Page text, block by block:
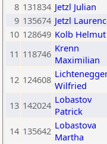
8 131834 Jetzl Julian
9 135674 Jetzl
10 128649 Kolb Helmut
11 118746 Krenn
Maximilian
12 124608 Wilfried
13 142024 Lobastov
Patrick
14 135642 Lobastova
Martha